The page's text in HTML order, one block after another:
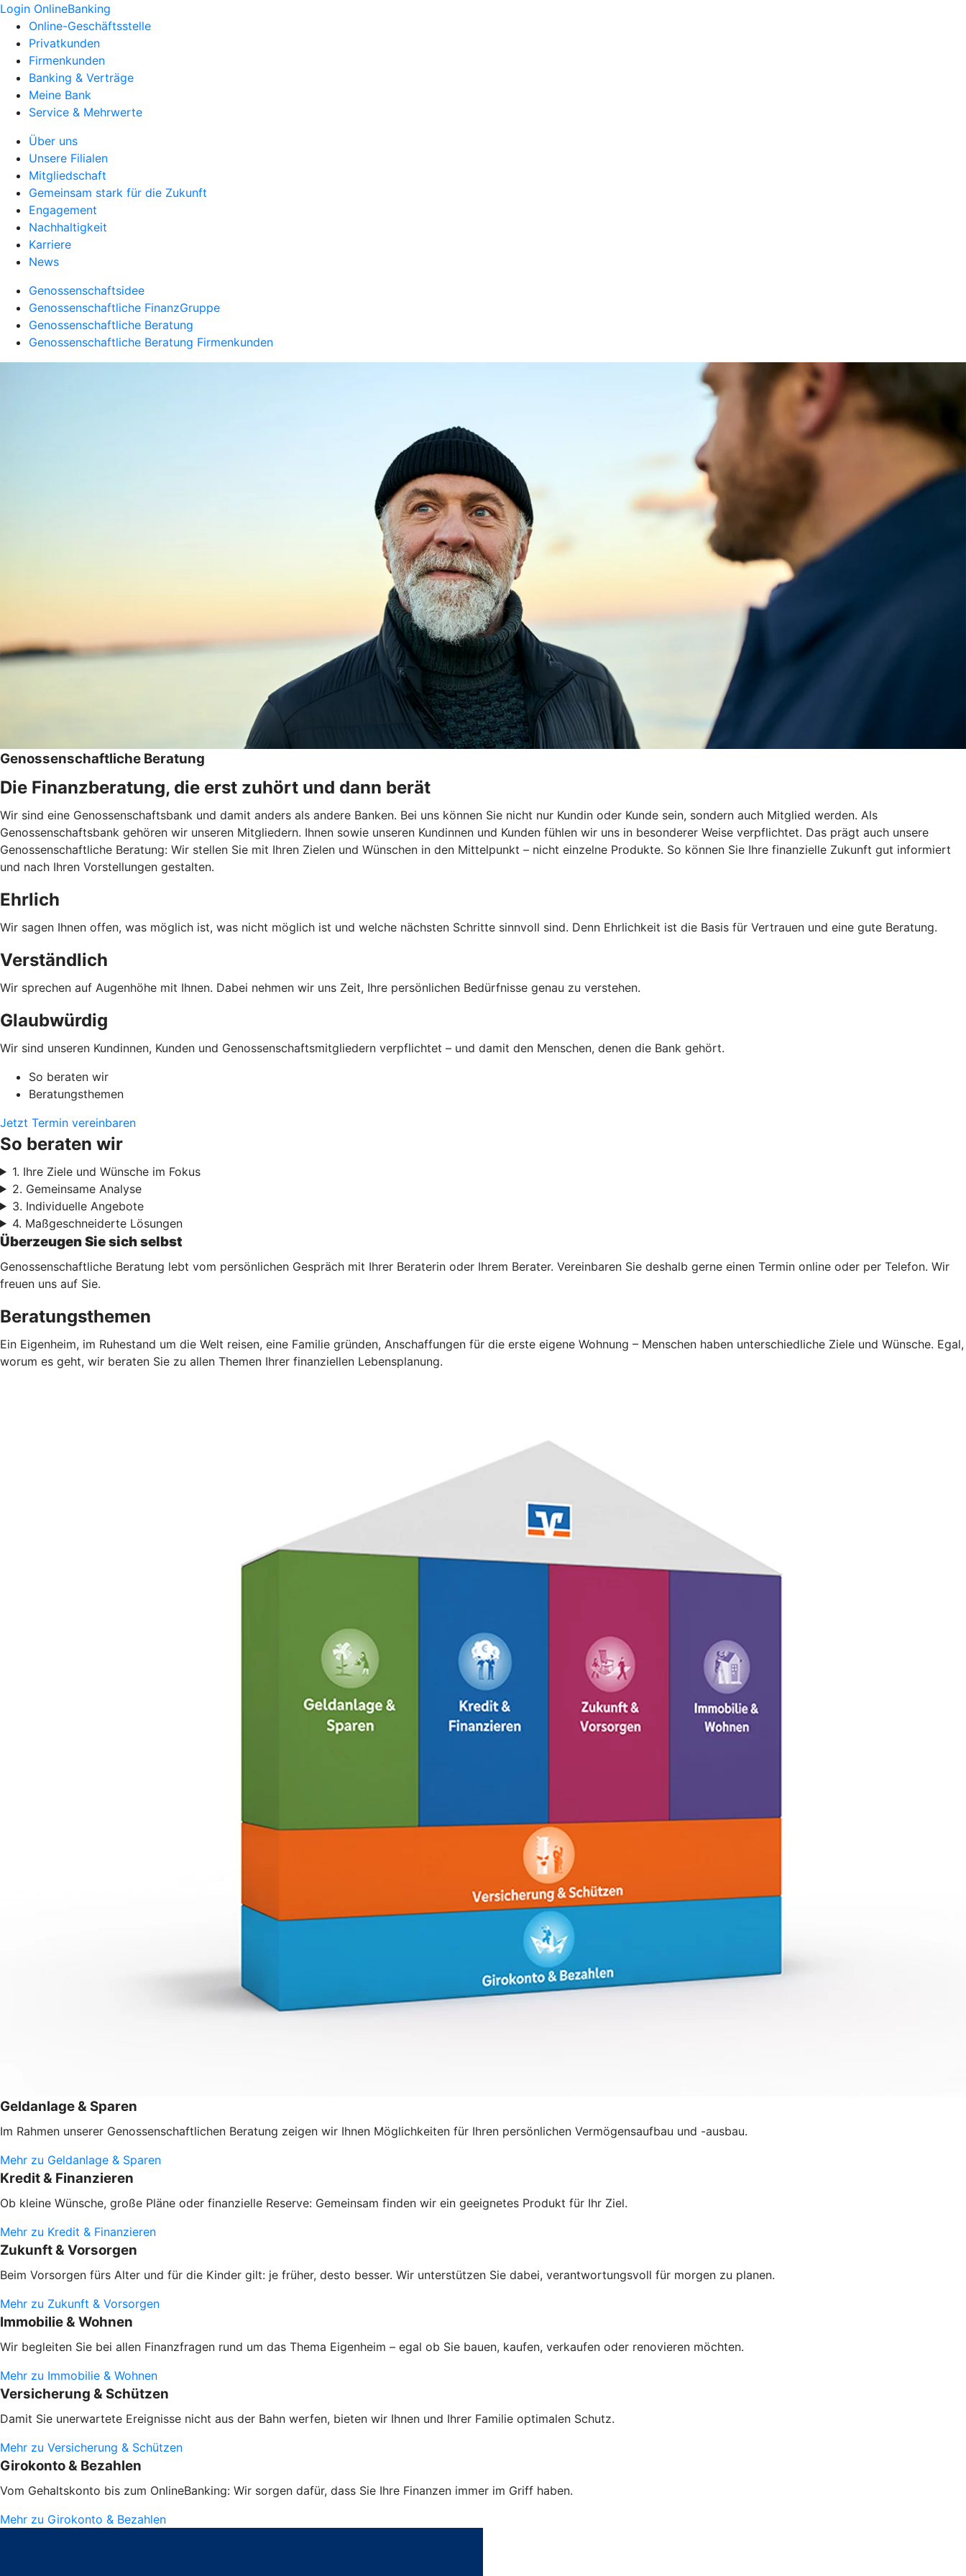
Login OnlineBanking
Online-Geschäftsstelle
Privatkunden
Firmenkunden
Banking & Verträge
Meine Bank
Service & Mehrwerte
Über uns
Unsere Filialen
Mitgliedschaft
Gemeinsam stark für die Zukunft
Engagement
Nachhaltigkeit
Karriere
News
Genossenschaftsidee
Genossenschaftliche FinanzGruppe
Genossenschaftliche Beratung
Genossenschaftliche Beratung Firmenkunden
Genossenschaftliche Beratung
Die Finanzberatung, die erst zuhört und dann berät
Wir sind eine Genossenschaftsbank und damit anders als andere Banken. Bei uns können Sie nicht nur Kundin oder Kunde sein, sondern auch Mitglied werden. Als
Genossenschaftsbank gehören wir unseren Mitgliedern. Ihnen sowie unseren Kundinnen und Kunden fühlen wir uns in besonderer Weise verpflichtet. Das prägt auch unsere
Genossenschaftliche Beratung: Wir stellen Sie mit Ihren Zielen und Wünschen in den Mittelpunkt – nicht einzelne Produkte. So können Sie Ihre finanzielle Zukunft gut informiert
und nach Ihren Vorstellungen gestalten.
Ehrlich
Wir sagen Ihnen offen, was möglich ist, was nicht möglich ist und welche nächsten Schritte sinnvoll sind. Denn Ehrlichkeit ist die Basis für Vertrauen und eine gute Beratung.
Verständlich
Wir sprechen auf Augenhöhe mit Ihnen. Dabei nehmen wir uns Zeit, Ihre persönlichen Bedürfnisse genau zu verstehen.
Glaubwürdig
Wir sind unseren Kundinnen, Kunden und Genossenschaftsmitgliedern verpflichtet – und damit den Menschen, denen die Bank gehört.
So beraten wir
Beratungsthemen
Jetzt Termin vereinbaren
So beraten wir
1. Ihre Ziele und Wünsche im Fokus
2. Gemeinsame Analyse
3. Individuelle Angebote
4. Maßgeschneiderte Lösungen
Überzeugen Sie sich selbst
Genossenschaftliche Beratung lebt vom persönlichen Gespräch mit Ihrer Beraterin oder Ihrem Berater. Vereinbaren Sie deshalb gerne einen Termin online oder per Telefon. Wir
freuen uns auf Sie.
Beratungsthemen
Ein Eigenheim, im Ruhestand um die Welt reisen, eine Familie gründen, Anschaffungen für die erste eigene Wohnung – Menschen haben unterschiedliche Ziele und Wünsche. Egal,
worum es geht, wir beraten Sie zu allen Themen Ihrer finanziellen Lebensplanung.
Geldanlage & Sparen
Im Rahmen unserer Genossenschaftlichen Beratung zeigen wir Ihnen Möglichkeiten für Ihren persönlichen Vermögensaufbau und -ausbau.
Mehr zu Geldanlage & Sparen
Kredit & Finanzieren
Ob kleine Wünsche, große Pläne oder finanzielle Reserve: Gemeinsam finden wir ein geeignetes Produkt für Ihr Ziel.
Mehr zu Kredit & Finanzieren
Zukunft & Vorsorgen
Beim Vorsorgen fürs Alter und für die Kinder gilt: je früher, desto besser. Wir unterstützen Sie dabei, verantwortungsvoll für morgen zu planen.
Mehr zu Zukunft & Vorsorgen
Immobilie & Wohnen
Wir begleiten Sie bei allen Finanzfragen rund um das Thema Eigenheim – egal ob Sie bauen, kaufen, verkaufen oder renovieren möchten.
Mehr zu Immobilie & Wohnen
Versicherung & Schützen
Damit Sie unerwartete Ereignisse nicht aus der Bahn werfen, bieten wir Ihnen und Ihrer Familie optimalen Schutz.
Mehr zu Versicherung & Schützen
Girokonto & Bezahlen
Vom Gehaltskonto bis zum OnlineBanking: Wir sorgen dafür, dass Sie Ihre Finanzen immer im Griff haben.
Mehr zu Girokonto & Bezahlen